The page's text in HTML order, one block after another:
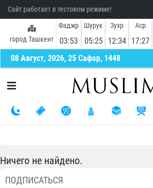
Сайт работает в тестовом режиме!
город Ташкент
Фаджр
03:53
Шурук
05:25
Зухр
12:34
Аср
17:27
08 Август, 2026, 25 Сафар, 1448
Ничего не найдено.
ПОДПИСАТЬСЯ